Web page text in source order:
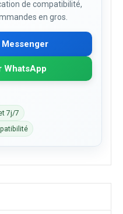
de compatibilité,
en gros.
WhatsApp
7j/7